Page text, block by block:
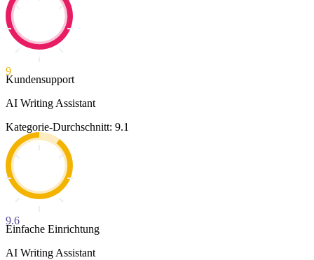
9
Kundensupport
AI Writing Assistant
Kategorie-Durchschnitt: 9.1
9.6
Einfache Einrichtung
AI Writing Assistant